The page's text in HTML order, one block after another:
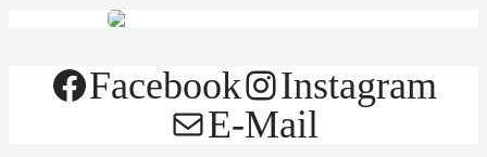
Facebook
Instagram
E-Mail